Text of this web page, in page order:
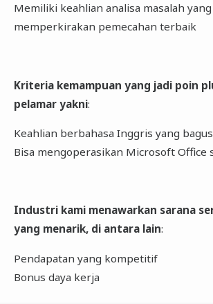
Memiliki keahlian analisa masalah
memperkirakan pemecahan terbaik
Kriteria kemampuan yang jadi poin
pelamar yakni:
Keahlian berbahasa Inggris yang bagus
Bisa mengoperasikan Microsoft Office
Industri kami menawarkan sarana
yang menarik, di antara lain:
Pendapatan yang kompetitif
Bonus daya kerja